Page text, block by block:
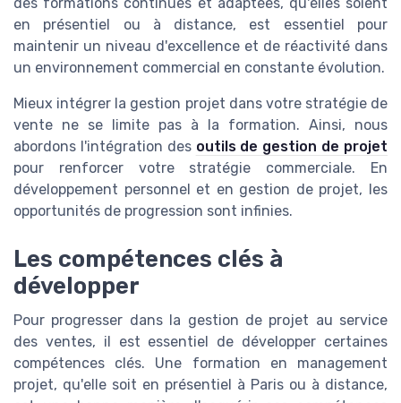
en présentiel ou à distance, est essentiel pour
maintenir un niveau d'excellence et de réactivité dans
un environnement commercial en constante évolution.
Mieux intégrer la gestion projet dans votre stratégie de
vente ne se limite pas à la formation. Ainsi, nous
abordons l'intégration des outils de gestion de projet
pour renforcer votre stratégie commerciale. En
développement personnel et en gestion de projet, les
opportunités de progression sont infinies.
Les compétences clés à
développer
Pour progresser dans la gestion de projet au service
des ventes, il est essentiel de développer certaines
compétences clés. Une formation en management
projet, qu'elle soit en présentiel à Paris ou à distance,